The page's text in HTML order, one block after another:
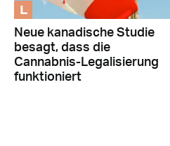
L
Neue kanadische Studie
besagt, dass die
Cannabnis-Legalisierung
funktioniert